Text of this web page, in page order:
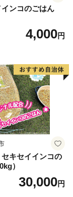
ンコのごはん
4,000円
キセイインコの
）
30,000円